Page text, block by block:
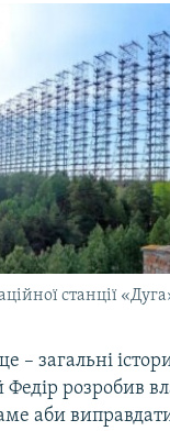
станції
– загальні
розробив
аби